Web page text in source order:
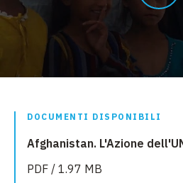
DOCUMENTI DISPONIBILI
Afghanistan. L'Azione
PDF / 1.97 MB